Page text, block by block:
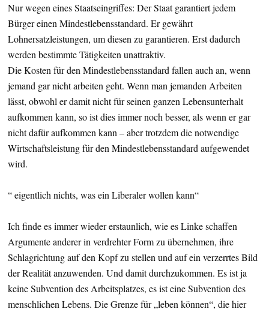
Nur wegen eines Staatseingriffes: Der Staat garantiert jedem
Bürger einen Mindestlebensstandard. Er gewährt
Lohnersatzleistungen, um diesen zu garantieren. Erst dadurch
werden bestimmte Tätigkeiten unattraktiv.
Die Kosten für den Mindestlebensstandard fallen auch an, wenn
jemand gar nicht arbeiten geht. Wenn man jemanden Arbeiten
lässt, obwohl er damit nicht für seinen ganzen Lebensunterhalt
aufkommen kann, so ist dies immer noch besser, als wenn er gar
nicht dafür aufkommen kann – aber trotzdem die notwendige
Wirtschaftsleistung für den Mindestlebensstandard aufgewendet
wird.
“ eigentlich nichts, was ein Liberaler wollen kann“
Ich finde es immer wieder erstaunlich, wie es Linke schaffen
Argumente anderer in verdrehter Form zu übernehmen, ihre
Schlagrichtung auf den Kopf zu stellen und auf ein verzerrtes Bild
der Realität anzuwenden. Und damit durchzukommen. Es ist ja
keine Subvention des Arbeitsplatzes, es ist eine Subvention des
menschlichen Lebens. Die Grenze für „leben können“, die hier